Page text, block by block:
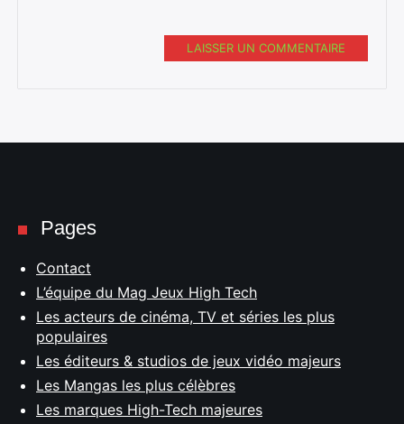
LAISSER UN COMMENTAIRE
Pages
Contact
L’équipe du Mag Jeux High Tech
Les acteurs de cinéma, TV et séries les plus
populaires
Les éditeurs & studios de jeux vidéo majeurs
Les Mangas les plus célèbres
Les marques High-Tech majeures